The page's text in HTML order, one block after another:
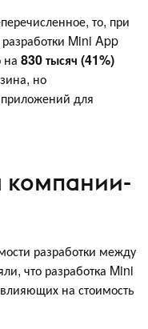
то, при
Mini App
на 830 тысяч (41%)
но
для
компании-
разработки между
что разработка Mini
на стоимость